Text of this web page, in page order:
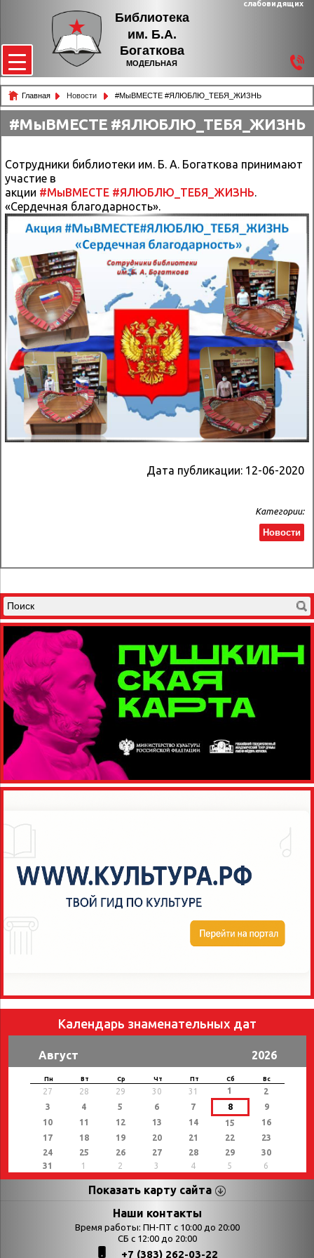
Библиотека
им. Б.А.
Богаткова
МОДЕЛЬНАЯ
слабовидящих
Главная Новости #МыВМЕСТЕ #ЯЛЮБЛЮ_ТЕБЯ_ЖИЗНЬ
#МыВМЕСТЕ #ЯЛЮБЛЮ_ТЕБЯ_ЖИЗНЬ
Сотрудники библиотеки им. Б. А. Богаткова принимают
участие в
акции #МыВМЕСТЕ #ЯЛЮБЛЮ_ТЕБЯ_ЖИЗНЬ.
«Сердечная благодарность».
Дата публикации: 12-06-2020
Категории:
Новости
Календарь знаменательных дат
Август 2026
Пн Вт Ср Чт Пт Сб Вс
27 28 29 30 31 1
2
3
4 5 6 7 8
9
10
11 12 13 14 15
16
17
18 19 20 21 22
23
24
25 26 27 28 29
30
31
1 2 3 4 5 6
Показать карту сайта
Страницы Категории
Выставки
Наши контакты
Время работы: ПН-ПТ с 10:00 до 20:00
СБ с 12:00 до 20:00
+7 (383) 262-03-22